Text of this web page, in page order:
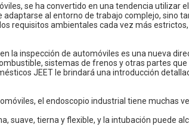
se ha convertido en una tendencia utilizar
al entorno de trabajo complejo, sino
requisitos ambientales cada vez más
la inspección de automóviles es una nueva
sistemas de frenos y otras partes
JEETle brindará una introducción
el endoscopio industrial tiene muchas
suave, tierna y flexible, y la intubación puede